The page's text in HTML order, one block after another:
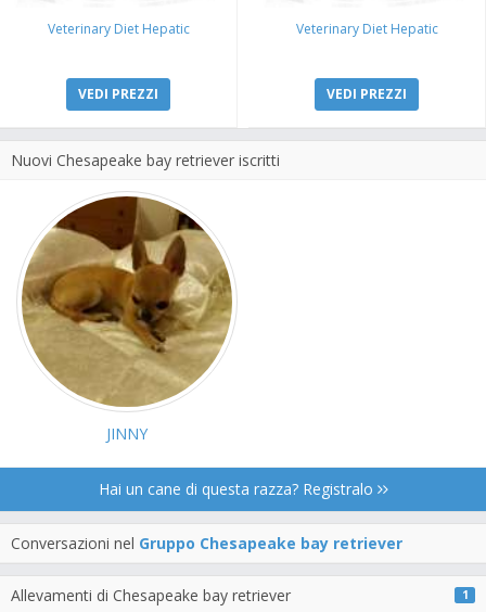
Veterinary Diet Hepatic
VEDI PREZZI
Veterinary Diet Hepatic
VEDI PREZZI
Nuovi Chesapeake bay retriever iscritti
JINNY
Hai un cane di questa razza? Registralo
Conversazioni nel Gruppo Chesapeake bay retriever
Allevamenti di Chesapeake bay retriever 1